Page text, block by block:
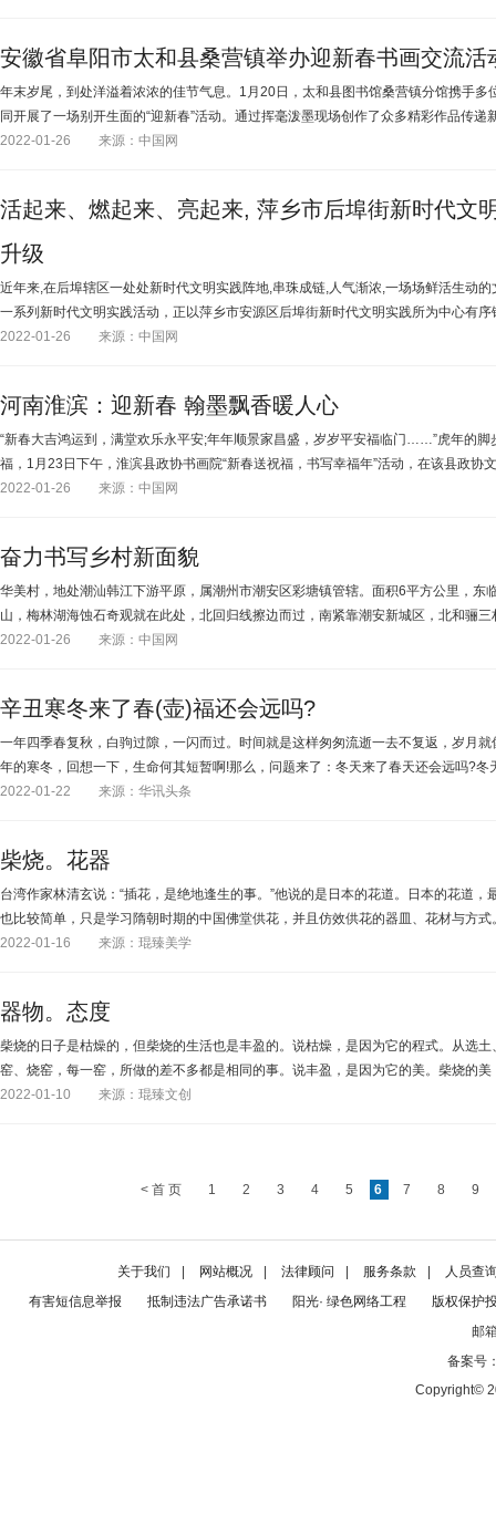
安徽省阜阳市太和县桑营镇举办迎新春书画交流活
年末岁尾，到处洋溢着浓浓的佳节气息。1月20日，太和县图书馆桑营镇分馆携手多
同开展了一场别开生面的“迎新春”活动。通过挥毫泼墨现场创作了众多精彩作品传递
2022-01-26
来源：中国网
活起来、燃起来、亮起来, 萍乡市后埠街新时代文
升级
近年来,在后埠辖区一处处新时代文明实践阵地,串珠成链,人气渐浓,一场场鲜活生动
一系列新时代文明实践活动，正以萍乡市安源区后埠街新时代文明实践所为中心有序
2022-01-26
来源：中国网
河南淮滨：迎新春 翰墨飘香暖人心
“新春大吉鸿运到，满堂欢乐永平安;年年顺景家昌盛，岁岁平安福临门……”虎年的
福，1月23日下午，淮滨县政协书画院“新春送祝福，书写幸福年”活动，在该县政协
2022-01-26
来源：中国网
奋力书写乡村新面貌
华美村，地处潮汕韩江下游平原，属潮州市潮安区彩塘镇管辖。面积6平方公里，东
山，梅林湖海蚀石奇观就在此处，北回归线擦边而过，南紧靠潮安新城区，北和骊
2022-01-26
来源：中国网
辛丑寒冬来了春(壶)福还会远吗?
一年四季春复秋，白驹过隙，一闪而过。时间就是这样匆匆流逝一去不复返，岁月
年的寒冬，回想一下，生命何其短暂啊!那么，问题来了：冬天来了春天还会远吗?冬
2022-01-22
来源：华讯头条
柴烧。花器
台湾作家林清玄说：“插花，是绝地逢生的事。”他说的是日本的花道。日本的花道
也比较简单，只是学习隋朝时期的中国佛堂供花，并且仿效供花的器皿、花材与方式
2022-01-16
来源：琨臻美学
器物。态度
柴烧的日子是枯燥的，但柴烧的生活也是丰盈的。说枯燥，是因为它的程式。从选
窑、烧窑，每一窑，所做的差不多都是相同的事。说丰盈，是因为它的美。柴烧的
2022-01-10
来源：琨臻文创
< 首 页 1 2 3 4 5 6 7 8 9
关于我们 网站概况 法律顾问 服务条款
人员查
有害短信息举报
抵制违法广告承诺书 阳光· 绿色网络工程
版权保护
邮
备案号
Copyright©